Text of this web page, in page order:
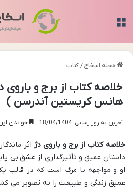
مجله اسخاج/کتاب
خلاصه کتاب از برج و باروی
هانس کریستین آندرسن )
آخرین به روز رسانی: 18/04/1404 خواندن این مطلب 13
خلاصه کتاب از برج و باروی دژاثر
داستان عمیق و تأثیرگذاری از عشق بی
او و مواجهه با مرگ است که در قالب
عمیق زندگی و طبیعت را به تصویر می